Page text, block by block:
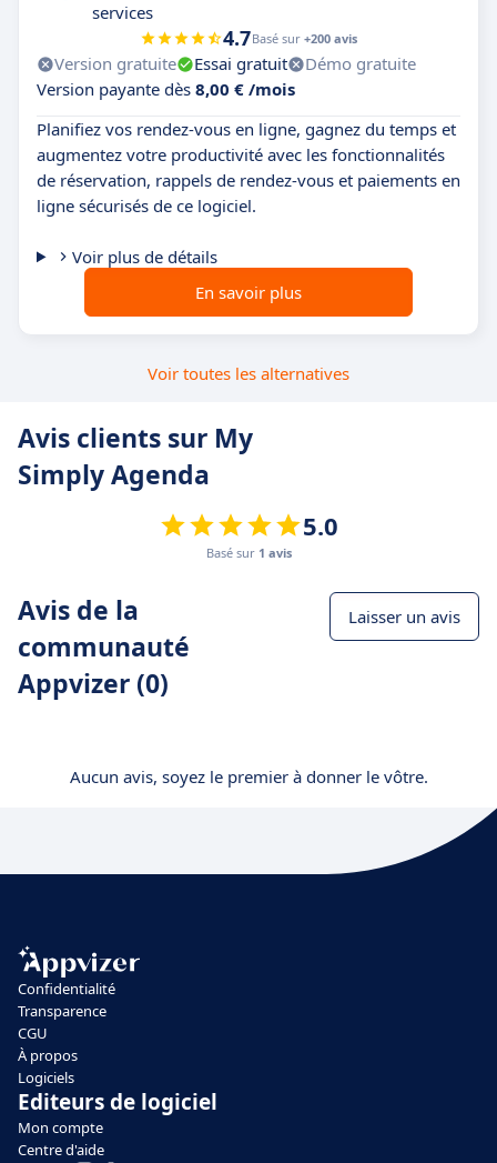
services
4.7Basé sur +200 avis
Version gratuite Essai gratuit
Démo gratuite
Version payante dès 8,00 € /mois
Planifiez vos rendez-vous en ligne, gagnez du temps et
augmentez votre productivité avec les fonctionnalités
de réservation, rappels de rendez-vous et paiements en
ligne sécurisés de ce logiciel.
Voir plus de détails
En savoir plus
Voir toutes les alternatives
Avis clients sur My
Simply Agenda
5.0
Basé sur 1 avis
Avis de la
communauté
Appvizer (0)
Laisser un avis
Aucun avis, soyez le premier à donner le vôtre.
Confidentialité
Transparence
CGU
À propos
Logiciels
Editeurs de logiciel
Mon compte
Centre d'aide